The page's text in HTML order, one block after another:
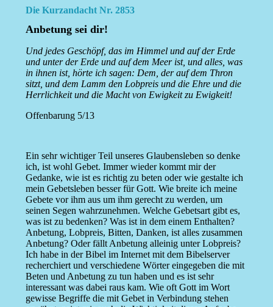
Die Kurzandacht Nr. 2853
Anbetung sei dir!
Und jedes Geschöpf, das im Himmel und auf der Erde
und unter der Erde und auf dem Meer ist, und alles, was
in ihnen ist, hörte ich sagen: Dem, der auf dem Thron
sitzt, und dem Lamm den Lobpreis und die Ehre und die
Herrlichkeit und die Macht von Ewigkeit zu Ewigkeit!
Offenbarung 5/13
Ein sehr wichtiger Teil unseres Glaubensleben so denke
ich, ist wohl Gebet. Immer wieder kommt mir der
Gedanke, wie ist es richtig zu beten oder wie gestalte ich
mein Gebetsleben besser für Gott. Wie breite ich meine
Gebete vor ihm aus um ihm gerecht zu werden, um
seinen Segen wahrzunehmen. Welche Gebetsart gibt es,
was ist zu bedenken? Was ist in dem einem Enthalten?
Anbetung, Lobpreis, Bitten, Danken, ist alles zusammen
Anbetung? Oder fällt Anbetung alleinig unter Lobpreis?
Ich habe in der Bibel im Internet mit dem Bibelserver
recherchiert und verschiedene Wörter eingegeben die mit
Beten und Anbetung zu tun haben und es ist sehr
interessant was dabei raus kam. Wie oft Gott im Wort
gewisse Begriffe die mit Gebet in Verbindung stehen